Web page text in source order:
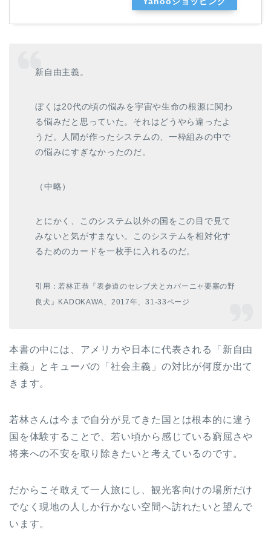
新自由主義。
ぼくは20代の頃の悩みを宇宙や生命の根源に関わ
る悩みだと思っていた。それはどうやら違ったよ
うだ。人間が作ったシステムの、一枠組みの中で
の悩みにすぎなかったのだ。
（中略）
とにかく、このシステム以外の国をこの目で見て
みないと気がすまない。このシステムを相対化す
るためのカードを一枚手に入れるのだ。
引用：若林正恭『表参道のセレブ犬とカバーニャ要塞の野
良犬』KADOKAWA、2017年、31-33ページ
本書の中には、アメリカや日本に代表される「新自由
主義」とキューバの「社会主義」の対比が何度か出て
きます。
若林さんは今まで自分が見てきた国とは根本的に違う
国を体験することで、若い頃から感じている窮屈さや
将来への不安を取り除きたいと考えているのです。
だからこそ敢えて一人旅にし、観光客向けの場所だけ
でなく現地の人しか行かない空間へ訪れたいと望んで
います。